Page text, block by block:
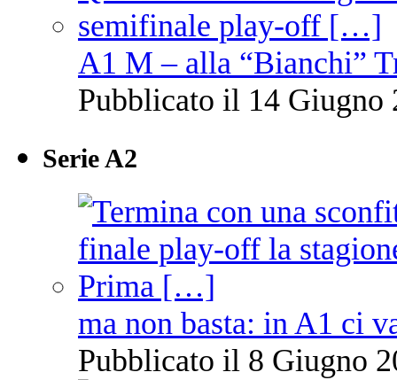
A1 M – alla “Bianchi”
Pubblicato il 14 Giugno
Serie A2
ma non basta: in A1 ci
Pubblicato il 8 Giugno